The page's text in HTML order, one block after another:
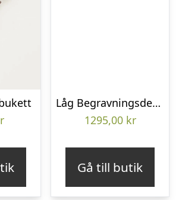
Låg Begravningsdekoration
1295,00 kr
Gå till butik